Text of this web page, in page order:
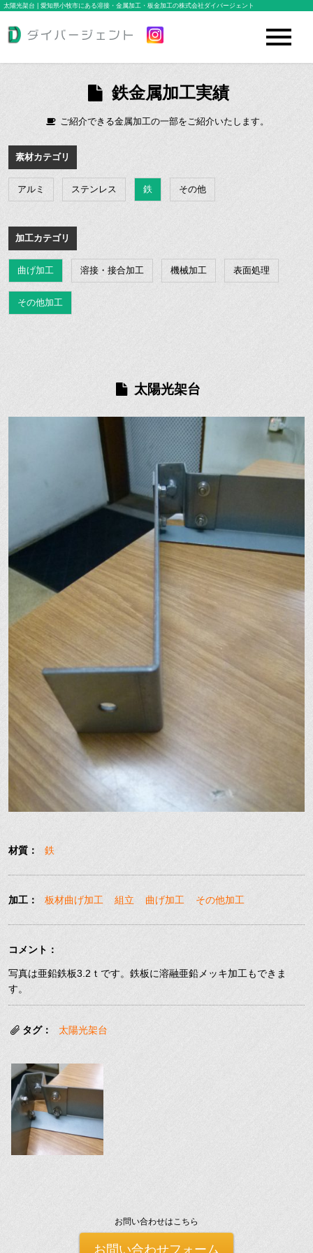
太陽光架台 | 愛知県小牧市にある溶接・金属加工・板金加工の株式会社ダイバージェント
鉄金属加工実績
ご紹介できる金属加工の一部をご紹介いたします。
素材カテゴリ
アルミ ステンレス 鉄 その他
加工カテゴリ
曲げ加工 溶接・接合加工 機械加工 表面処理
その他加工
太陽光架台
材質： 鉄
加工： 板材曲げ加工 組立 曲げ加工 その他加工
コメント：
写真は亜鉛鉄板3.2ｔです。鉄板に溶融亜鉛メッキ加工もできま
す。
タグ： 太陽光架台
お問い合わせはこちら
お問い合わせフォーム